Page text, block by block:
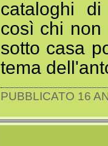
cataloghi
così chi non
sotto casa
tema
PUBBLICATO 16